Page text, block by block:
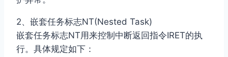
2、嵌套任务标志NT(Nested Task)
嵌套任务标志NT用来控制中断返回指令IRET的执
行。具体规定如下：